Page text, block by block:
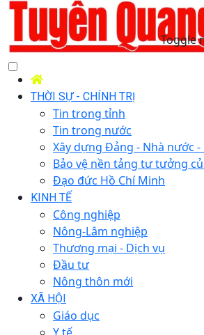
Toggle
THỜI SỰ - CHÍNH TRỊ
Tin trong tỉnh
Tin trong nước
Xây dựng Đảng - Nhà nước -
Bảo vệ nền tảng tư tưởng
Đạo đức Hồ Chí Minh
KINH TẾ
Công nghiệp
Nông-Lâm nghiệp
Thương mại - Dịch vụ
Đầu tư
Nông thôn mới
XÃ HỘI
Giáo dục